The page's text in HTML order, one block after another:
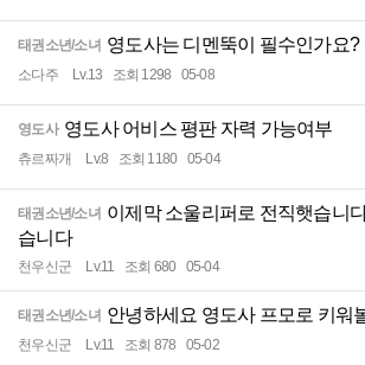
태권소년/소녀 영도사는 디멘뚝이 필수인가요?
소다주 Lv.13 조회 1298 05-08
영도사 영도사 어비스 평판 자력 가능여부
츄르짜개 Lv.8 조회 1180 05-04
태권소년/소녀 이제막 소울리퍼로 전직햇습니
습니다
천우신군 Lv.11 조회 680 05-04
태권소년/소녀 안녕하세요 영도사 프모로 키워
천우신군 Lv.11 조회 878 05-02